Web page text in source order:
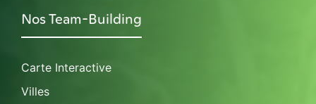
Nos Team-Building
Carte Interactive
Villes